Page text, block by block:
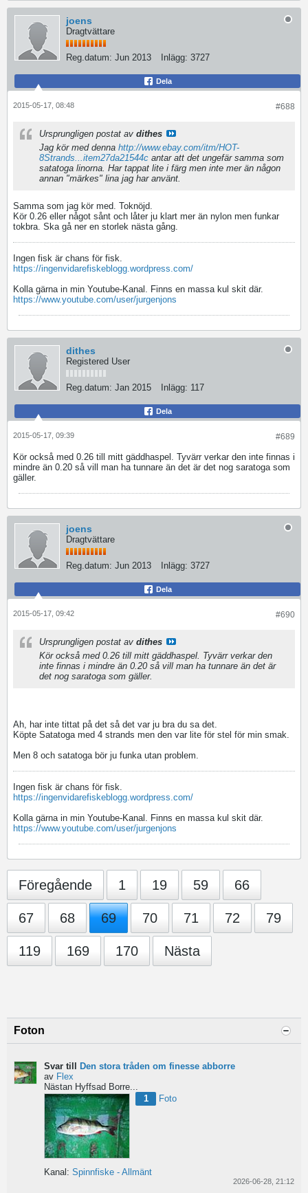
joens
Dragtvättare
Reg.datum: Jun 2013 Inlägg: 3727
Dela
#688
2015-05-17, 08:48
Ursprungligen postat av dithes
Jag kör med denna http://www.ebay.com/itm/HOT-
8Strands...item27da21544c antar att det ungefär samma som
satatoga linorna. Har tappat lite i färg men inte mer än någon
annan "märkes" lina jag har använt.
Samma som jag kör med. Toknöjd.
Kör 0.26 eller något sånt och låter ju klart mer än nylon men funkar
tokbra. Ska gå ner en storlek nästa gång.
Ingen fisk är chans för fisk.
https://ingenvidarefiskeblogg.wordpress.com/
Kolla gärna in min Youtube-Kanal. Finns en massa kul skit där.
https://www.youtube.com/user/jurgenjons
dithes
Registered User
Reg.datum: Jan 2015 Inlägg: 117
Dela
#689
2015-05-17, 09:39
Kör också med 0.26 till mitt gäddhaspel. Tyvärr verkar den inte finnas i
mindre än 0.20 så vill man ha tunnare än det är det nog saratoga som
gäller.
joens
Dragtvättare
Reg.datum: Jun 2013 Inlägg: 3727
Dela
#690
2015-05-17, 09:42
Ursprungligen postat av dithes
Kör också med 0.26 till mitt gäddhaspel. Tyvärr verkar den
inte finnas i mindre än 0.20 så vill man ha tunnare än det är
det nog saratoga som gäller.
Ah, har inte tittat på det så det var ju bra du sa det.
Köpte Satatoga med 4 strands men den var lite för stel för min smak.
Men 8 och satatoga bör ju funka utan problem.
Ingen fisk är chans för fisk.
https://ingenvidarefiskeblogg.wordpress.com/
Kolla gärna in min Youtube-Kanal. Finns en massa kul skit där.
https://www.youtube.com/user/jurgenjons
Föregående 1 19 59 66
67 68 69 70 71 72 79
119 169 170 Nästa
Foton
Svar till
Den stora tråden om finesse abborre
av Flex
Nästan Hyffsad Borre...
1
Foto
Kanal: Spinnfiske - Allmänt
2026-06-28, 21:12